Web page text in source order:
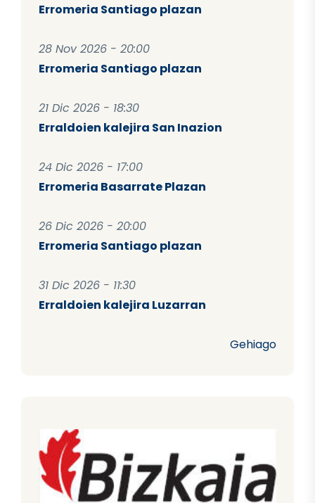
Erromeria Santiago plazan
28 Nov 2026 - 20:00
Erromeria Santiago plazan
21 Dic 2026 - 18:30
Erraldoien kalejira San Inazion
24 Dic 2026 - 17:00
Erromeria Basarrate Plazan
26 Dic 2026 - 20:00
Erromeria Santiago plazan
31 Dic 2026 - 11:30
Erraldoien kalejira Luzarran
Gehiago